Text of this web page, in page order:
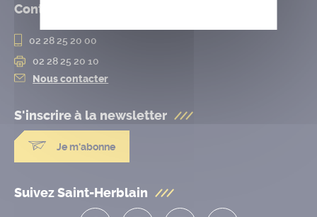
Contact
02 28 25 20 00
02 28 25 20 10
Nous contacter
S'inscrire à la newsletter
Je m'abonne
Suivez Saint-Herblain